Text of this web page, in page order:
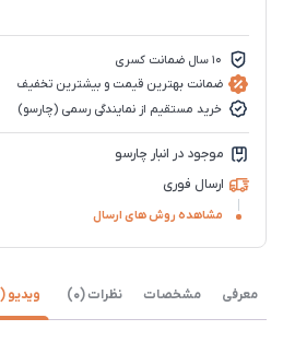
10 سال ضمانت کسری
ضمانت بهترین قیمت و بیشترین تخفیف
خرید مستقیم از نمایندگی رسمی (چارسو)
موجود در انبار چارسو
ارسال فوری
مشاهده روش های ارسال
معرفی مشخصات نظرات (0) ویدیو (6)